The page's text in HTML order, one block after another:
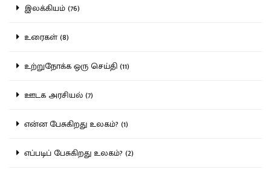
இலக்கியம் (76)
உரைகள் (8)
உற்றுநோக்க ஒரு செய்தி (11)
ஊடக அரசியல் (7)
என்ன பேசுகிறது உலகம்? (1)
எப்படிப் பேசுகிறது உலகம்? (2)